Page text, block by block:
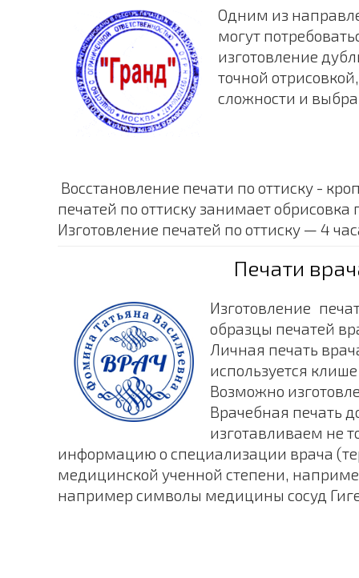
Одним из
могут
изготовление
точной
сложности и
Восстановление печати по оттиску -
печатей по оттиску занимает
Изготовление печатей по оттиску — 4
Печати
Изготовление
образцы печатей
Личная печать
используется
Возможно
Врачебная печать
изготавливаем не
информацию о специализации врача
медицинской ученной степени,
например символы медицины сосуд